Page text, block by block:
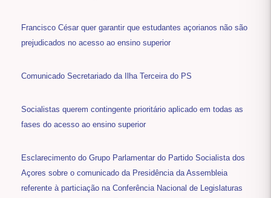
Francisco César quer garantir que estudantes açorianos não são
prejudicados no acesso ao ensino superior
Comunicado Secretariado da Ilha Terceira do PS
Socialistas querem contingente prioritário aplicado em todas as
fases do acesso ao ensino superior
Esclarecimento do Grupo Parlamentar do Partido Socialista dos
Açores sobre o comunicado da Presidência da Assembleia
referente à particiação na Conferência Nacional de Legislaturas